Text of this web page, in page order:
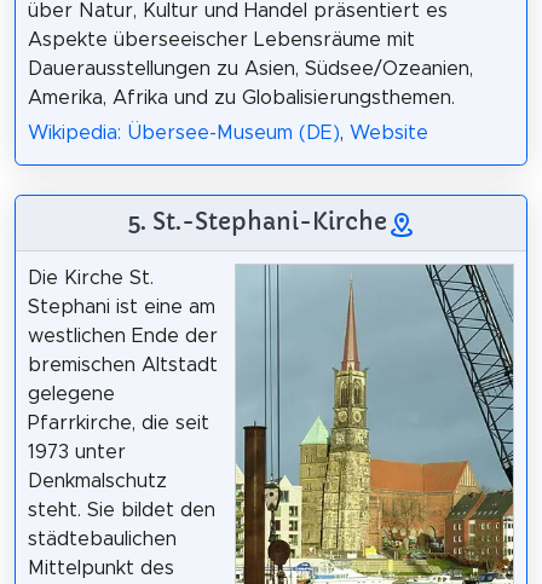
über Natur, Kultur und Handel präsentiert es
Aspekte überseeischer Lebensräume mit
Dauerausstellungen zu Asien, Südsee/Ozeanien,
Amerika, Afrika und zu Globalisierungsthemen.
Wikipedia: Übersee-Museum (DE), Website
5. St.-Stephani-Kirche
Die Kirche St.
Stephani ist eine am
westlichen Ende der
bremischen Altstadt
gelegene
Pfarrkirche, die seit
1973 unter
Denkmalschutz
steht. Sie bildet den
städtebaulichen
Mittelpunkt des